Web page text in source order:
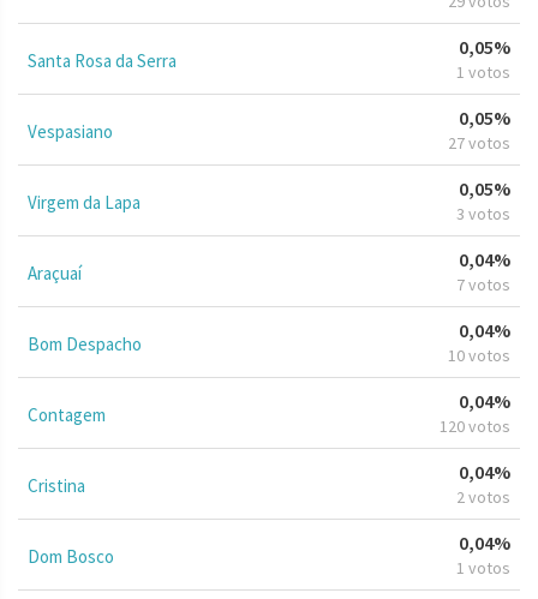
Santa Rosa da Serra
0,05%
1 votos
Vespasiano
0,05%
27 votos
Virgem da Lapa
0,05%
3 votos
Araçuaí
0,04%
7 votos
Bom Despacho
0,04%
10 votos
Contagem
0,04%
120 votos
Cristina
0,04%
2 votos
Dom Bosco
0,04%
1 votos